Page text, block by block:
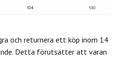
och returnera ett köp inom 14
Detta förutsätter att varan